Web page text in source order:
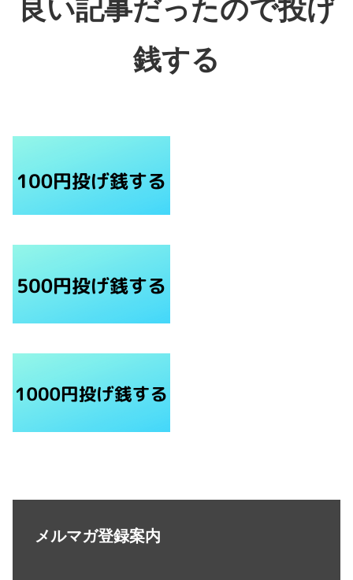
良い記事だったので投げ
銭する
メルマガ登録案内